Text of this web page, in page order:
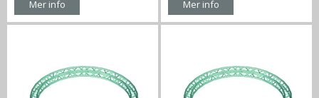
Mer info Mer info